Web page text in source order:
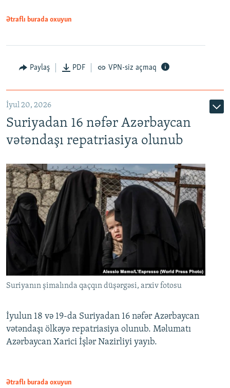
Auto
Ətraflı burada oxuyun
Paylaş PDF VPN-siz açmaq
İyul 20, 2026
Suriyadan 16 nəfər Azərbaycan
vətəndaşı repatriasiya olunub
Suriyanın şimalında qaçqın düşərgəsi, arxiv fotosu
İyulun 18 və 19-da Suriyadan 16 nəfər Azərbaycan
vətəndaşı ölkəyə repatriasiya olunub. Məlumatı
Azərbaycan Xarici İşlər Nazirliyi yayıb.
Ətraflı burada oxuyun